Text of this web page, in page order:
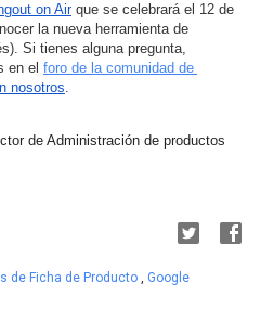
on Air que se celebrará el 12 de
la nueva herramienta de
Si tienes alguna pregunta,
en el foro de la comunidad de
nosotros.
de Administración de productos
de Ficha de Producto , Google